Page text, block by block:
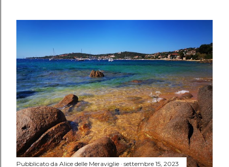
Pubblicato da Alice delle Meraviglie settembre 15, 2023
POST PIÙ VECCHI